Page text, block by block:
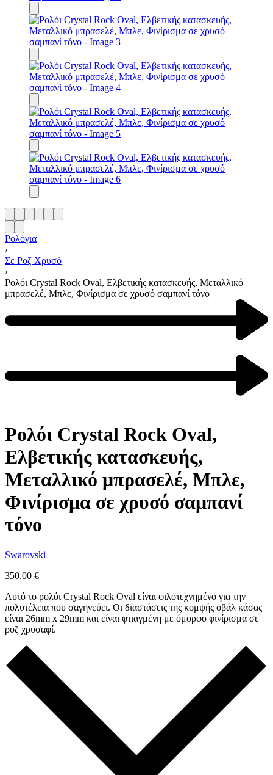
Ρολόγια
›
Σε Ροζ Χρυσό
›
Ρολόι Crystal Rock Oval, Eλβετικής κατασκευής, Μεταλλικό
μπρασελέ, Μπλε, Φινίρισμα σε χρυσό σαμπανί τόνο
Ρολόι Crystal Rock Oval,
Eλβετικής κατασκευής,
Μεταλλικό μπρασελέ, Μπλε,
Φινίρισμα σε χρυσό σαμπανί
τόνο
Swarovski
350,00 €
Αυτό το ρολόι Crystal Rock Oval είναι φιλοτεχνημένο για την
πολυτέλεια που σαγηνεύει. Οι διαστάσεις της κομψής οβάλ κάσας
είναι 26mm x 29mm και είναι φτιαγμένη με όμορφο φινίρισμα σε
ροζ χρυσαφί.